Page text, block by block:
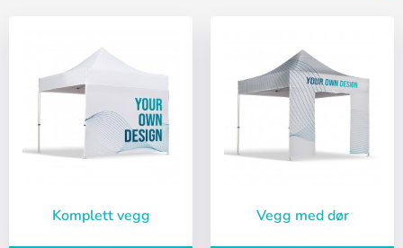
Komplett vegg Vegg med dør